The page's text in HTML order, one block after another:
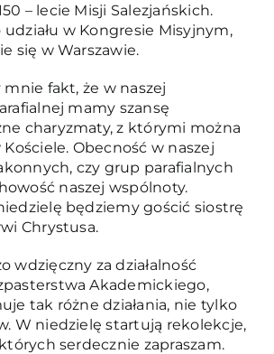
– lecie Misji Salezjańskich.
w Kongresie Misyjnym,
się w Warszawie.
mnie fakt, że w naszej
mamy szansę
charyzmaty, z którymi można
Obecność w naszej
czy grup parafialnych
naszej wspólnoty.
będziemy gościć siostrę
Chrystusa.
wdzięczny za działalność
Akademickiego,
tak różne działania, nie tylko
W niedzielę startują rekolekcje,
serdecznie zapraszam.